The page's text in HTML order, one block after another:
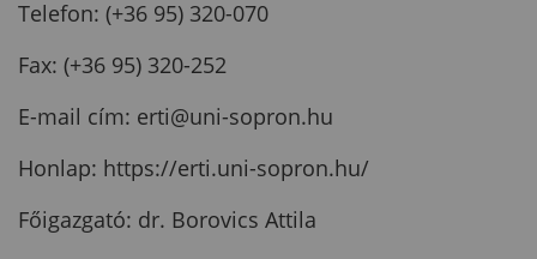
Telefon: (+36 95) 320-070
Fax: (+36 95) 320-252
E-mail cím: erti@uni-sopron.hu
Honlap: https://erti.uni-sopron.hu/
Főigazgató: dr. Borovics Attila